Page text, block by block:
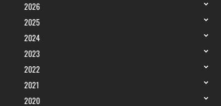
2026
2025
2024
2023
2022
2021
2020